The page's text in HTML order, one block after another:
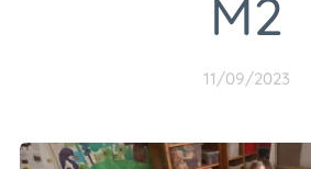
M2
11/09/2023